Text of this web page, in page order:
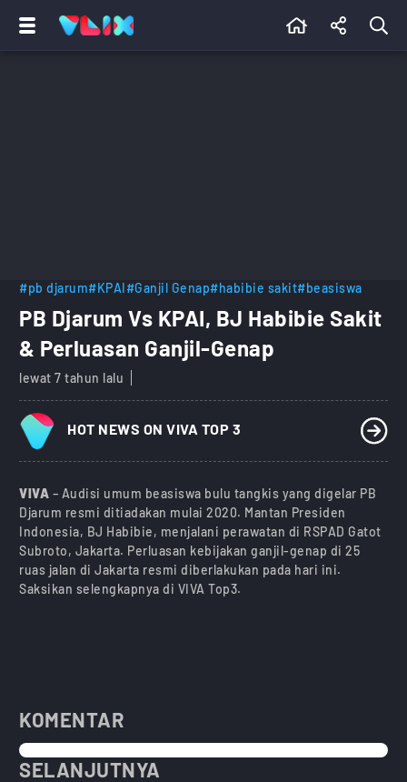
#pb djarum#KPAI#Ganjil Genap#habibie sakit#beasiswa
PB Djarum Vs KPAI, BJ Habibie Sakit
& Perluasan Ganjil-Genap
lewat 7 tahun lalu
HOT NEWS ON VIVA TOP 3
VIVA – Audisi umum beasiswa bulu tangkis yang digelar PB
Djarum resmi ditiadakan mulai 2020. Mantan Presiden
Indonesia, BJ Habibie, menjalani perawatan di RSPAD Gatot
Subroto, Jakarta. Perluasan kebijakan ganjil-genap di 25
ruas jalan di Jakarta resmi diberlakukan pada hari ini.
Saksikan selengkapnya di VIVA Top3.
KOMENTAR
SELANJUTNYA